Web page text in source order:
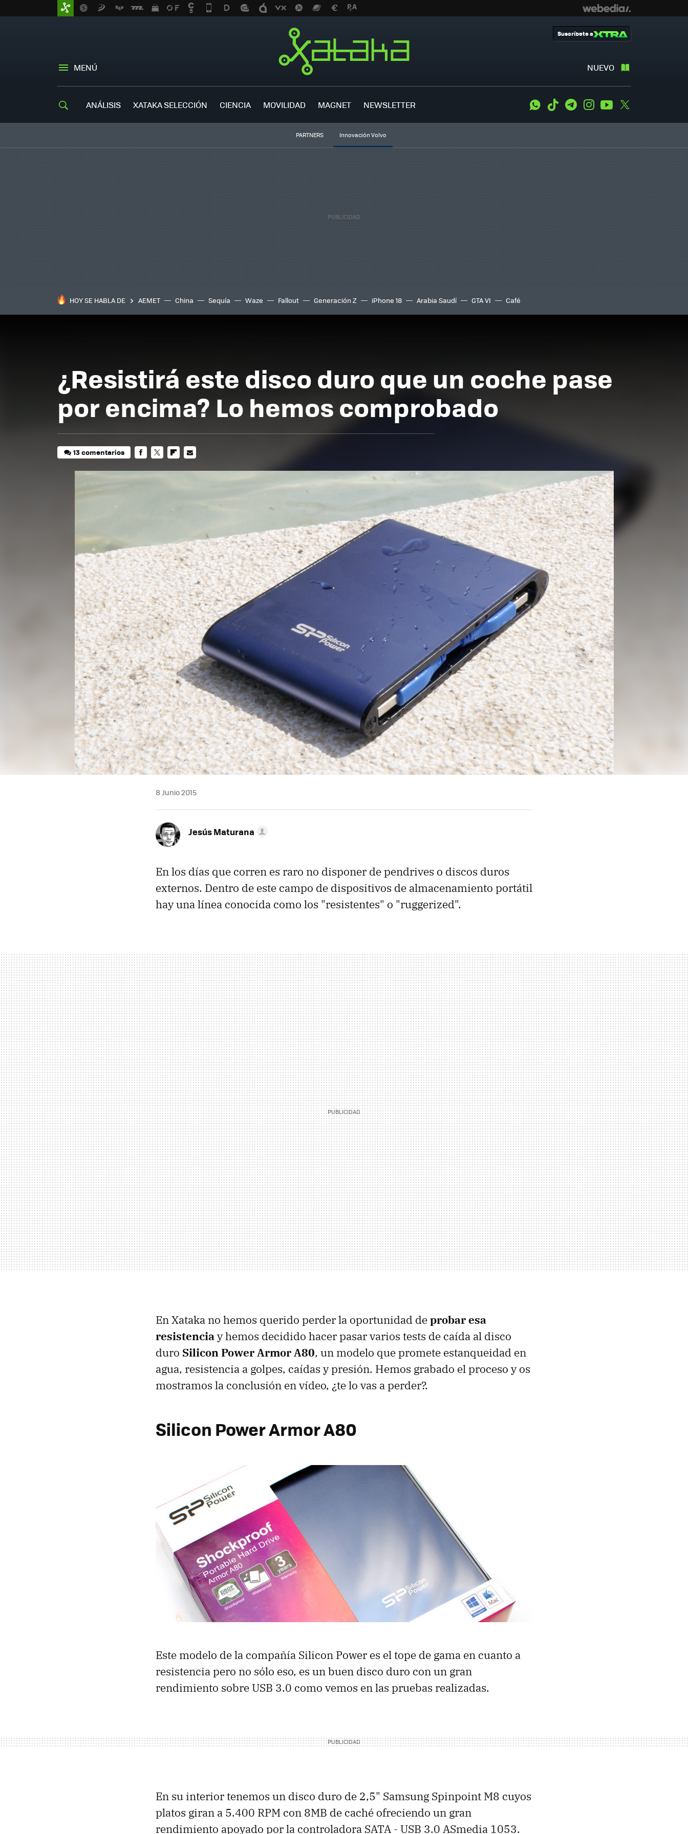
MENÚ NUEVO
Suscríbete a
ANÁLISIS XATAKA SELECCIÓN CIENCIA MOVILIDAD MAGNET NEWSLETTER WhatsApp
Tiktok TelegramInstagramYoutube
PARTNERS Innovación Volvo
HOY SE HABLA DE AEMET China Sequía Waze Fallout Generación Z iPhone 18 Arabia Saudí GTA VI Café
¿Resistirá este disco duro que un coche pase
por encima? Lo hemos comprobado
13 comentarios
8 Junio 2015
Jesús Maturana
En los días que corren es raro no disponer de pendrives o discos duros
externos. Dentro de este campo de dispositivos de almacenamiento portátil
hay una línea conocida como los "resistentes" o "ruggerized".
En Xataka no hemos querido perder la oportunidad deprobaresa
resistencia y hemos decidido hacer pasar varios tests de caída al disco
duro Silicon Power Armor A80, un modelo que promete estanqueidad en
agua, resistencia a golpes, caídas y presión. Hemos grabado el proceso y os
mostramos la conclusión en vídeo, ¿te lo vas a perder?.
Silicon Power Armor A80
Este modelo de la compañía Silicon Power es el tope de gama en cuanto a
resistencia pero no sólo eso, es un buen disco duro con un gran
rendimiento sobre USB 3.0 como vemos en las pruebas realizadas.
En su interior tenemos un disco duro de 2,5" Samsung Spinpoint M8 cuyos
platos giran a 5.400 RPM con 8MB de caché ofreciendo un gran
rendimiento apoyado por la controladora SATA - USB 3.0 ASmedia 1053.